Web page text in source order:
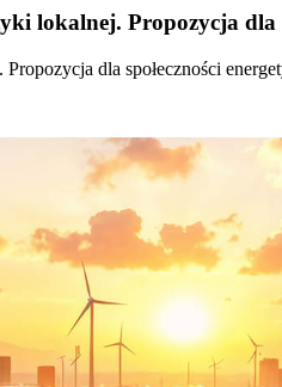
lokalnej. Propozycja dla
dla społeczności